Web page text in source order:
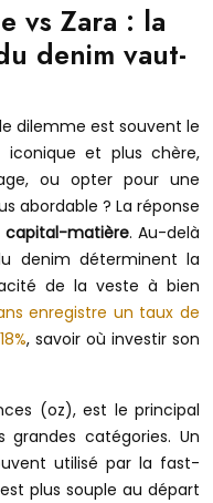
vs Zara : la
denim vaut-
dilemme est souvent le
et plus chère,
ou opter pour une
abordable ? La réponse
capital-matière. Au-delà
denim déterminent la
de la veste à bien
enregistre un taux de
, savoir où investir son
(oz), est le principal
catégories. Un
utilisé par la fast-
plus souple au départ